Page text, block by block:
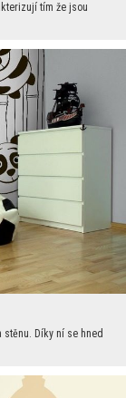
tím že jsou
Díky ní se hned